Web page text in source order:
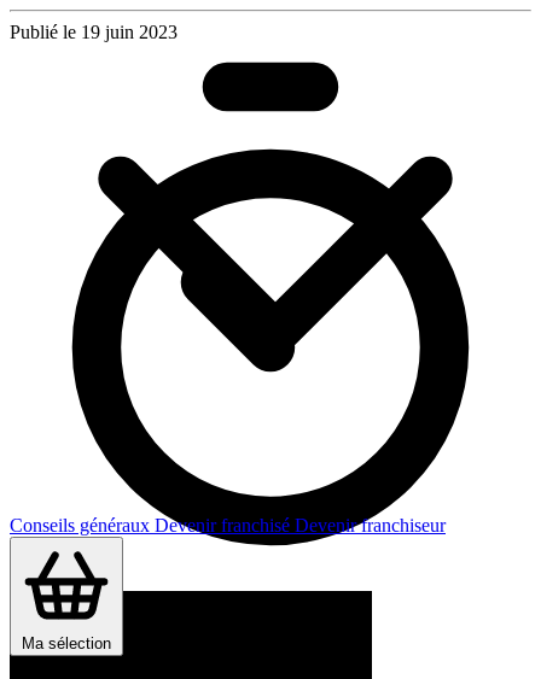
Conseils généraux Devenir franchisé Devenir franchiseur
Ma sélection
Publié le 19 juin 2023
Durée : 1 min